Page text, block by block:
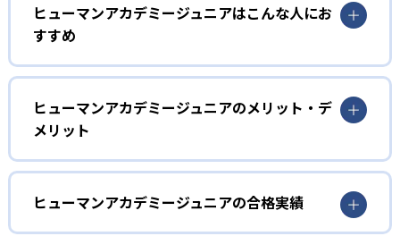
ヒューマンアカデミージュニアでは、ロボット教室、ロボ
ティクスプロフェッサーコース、こどもプログラミング教
室、科学教室、さんすう数学教室の5つのコースを展開。
STEAM教育の考え方を取り入れ、子どもの「好き」を養
う。
ロボット教室の監修は、ロボットの世界大会「ロボカッ
プ」で史上初となる5年連続優勝を果たしたロボットクリエ
イター高橋智隆 氏。ロボティクスプロフェッサーコース
は、千葉工業大学fuRo（未来ロボット技術研究センター）
ヒューマンアカデミージュニアはこんな人にお
すすめ
幼児
子どもの好奇心を育みたい家庭
ヒューマンアカデミージュニアでは、ロボット教室のプラ
イマリーコースや科学教室（サイエンスゲーツ）など、小
学校入学前の幼児でも通えるコースが用意されている。ロ
ボットの作成や科学の実験を通して、子どもの好奇心を喚
起する。
ヒューマンアカデミージュニアのメリット・デ
メリット
どんなメリットがある?
ヒューマンアカデミージュニアは、ロボット教室、プログ
ラミング教室、科学教室、さんすう数学教室と多彩なコー
ヒューマンアカデミージュニアの合格実績